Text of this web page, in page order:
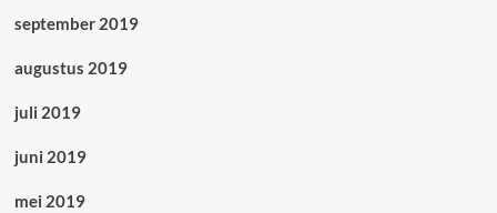
september 2019
augustus 2019
juli 2019
juni 2019
mei 2019